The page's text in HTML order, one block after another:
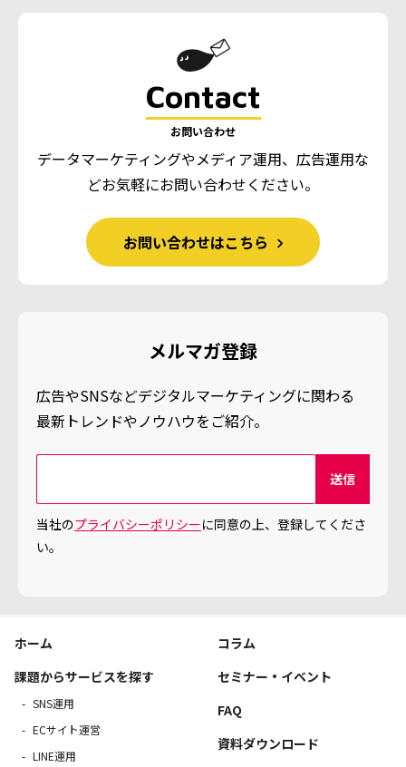
Contact
お問い合わせ
データマーケティングやメディア運用、広告運用な
どお気軽にお問い合わせください。
お問い合わせはこちら
メルマガ登録
広告やSNSなどデジタルマーケティングに関わる
最新トレンドやノウハウをご紹介。
当社のプライバシーポリシーに同意の上、登録してくださ
い。
ホーム
課題からサービスを探す
SNS運用
ECサイト運営
LINE運用
コラム
セミナー・イベント
FAQ
資料ダウンロード